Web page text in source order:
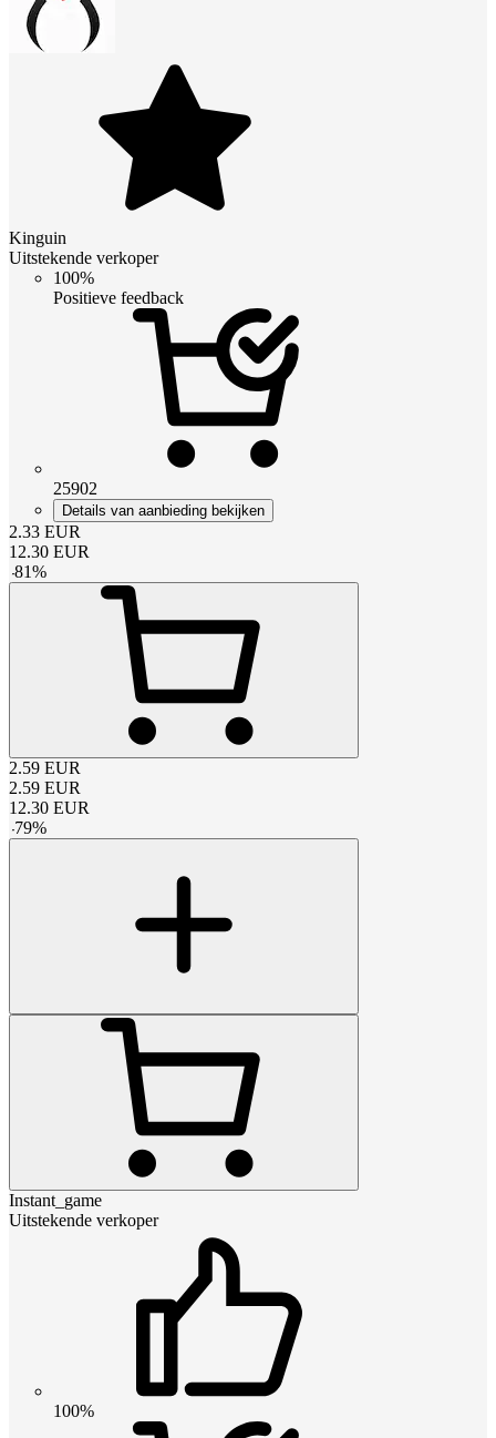
Kinguin
Uitstekende verkoper
100%
Positieve feedback
25902
Details van aanbieding bekijken
2.33 EUR
12.30 EUR
-81%
2.59 EUR
2.59 EUR
12.30 EUR
-79%
Instant_game
Uitstekende verkoper
100%